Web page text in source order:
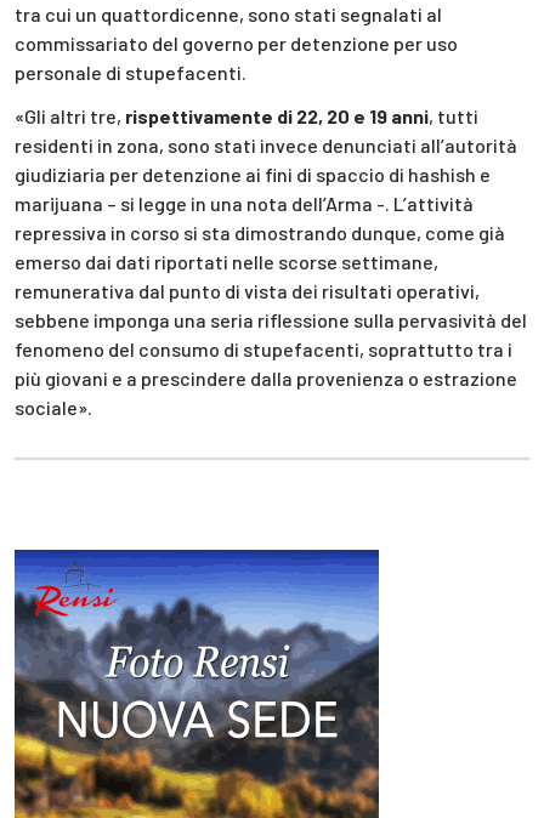
tra cui un quattordicenne, sono stati segnalati al
commissariato del governo per detenzione per uso
personale di stupefacenti.
«Gli altri tre, rispettivamente di 22, 20 e 19 anni, tutti
residenti in zona, sono stati invece denunciati all’autorità
giudiziaria per detenzione ai fini di spaccio di hashish e
marijuana – si legge in una nota dell’Arma -. L’attività
repressiva in corso si sta dimostrando dunque, come già
emerso dai dati riportati nelle scorse settimane,
remunerativa dal punto di vista dei risultati operativi,
sebbene imponga una seria riflessione sulla pervasività del
fenomeno del consumo di stupefacenti, soprattutto tra i
più giovani e a prescindere dalla provenienza o estrazione
sociale».